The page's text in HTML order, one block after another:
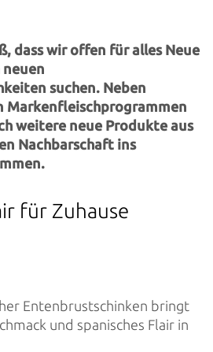
dass wir offen für alles Neue
suchen. Neben
Markenfleischprogrammen
weitere neue Produkte aus
Nachbarschaft ins
für Zuhause
Entenbrustschinken bringt
und spanisches Flair in